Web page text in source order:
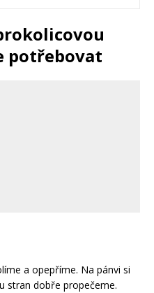
potřebovat
a opepříme. Na pánvi si
stran dobře propečeme.